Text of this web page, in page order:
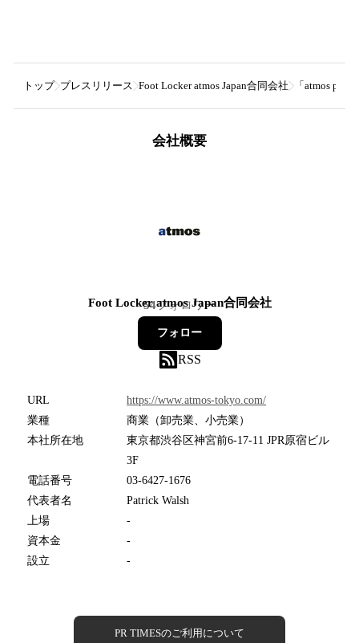
トップ プレスリリース Foot Locker atmos Japan合同会社 「atmos
会社概要
Foot Locker atmos Japan合同会社
54フォロワー
フォロー
RSS
URL
https://www.atmos-tokyo.com/
業種
商業（卸売業、小売業）
本社所在地
東京都渋谷区神宮前6-17-11 JPR原宿ビル
3F
電話番号
03-6427-1676
代表者名
Patrick Walsh
上場
-
資本金
-
設立
-
PR TIMESのご利用について